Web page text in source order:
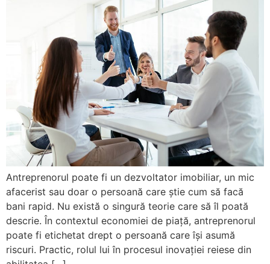
Antreprenorul poate fi un dezvoltator imobiliar, un mic
afacerist sau doar o persoană care știe cum să facă
bani rapid. Nu există o singură teorie care să îl poată
descrie. În contextul economiei de piață, antreprenorul
poate fi etichetat drept o persoană care își asumă
riscuri. Practic, rolul lui în procesul inovației reiese din